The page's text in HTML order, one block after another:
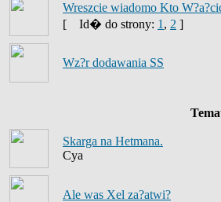
Wreszcie wiadomo Kto
[
Id� do strony: 1 , 2 ]
Wz?r dodawania SS
Skarga na Hetmana.
Cya
Ale was Xel za?atwi?